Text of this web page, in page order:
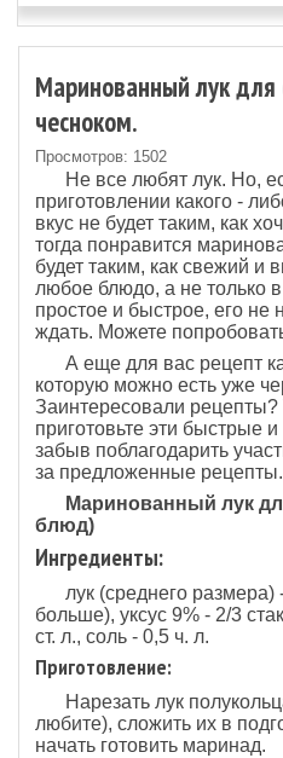
Маринованный лук для
чесноком.
Просмотров: 1502
Не все любят лук. Но,
приготовлении какого -
вкус не будет таким, как
тогда понравится
будет таким, как свежий и
любое блюдо, а не только
простое и быстрое, его не
ждать. Можете
А еще для вас рецепт
которую можно есть уже
Заинтересовали рецепты?
приготовьте эти быстрые
забыв поблагодарить
за предложенные рецепты.
Маринованный лук
блюд)
Ингредиенты:
лук (среднего
больше), уксус 9% - 2/3
ст. л., соль - 0,5 ч. л.
Приготовление:
Нарезать лук
любите), сложить их в
начать готовить маринад.